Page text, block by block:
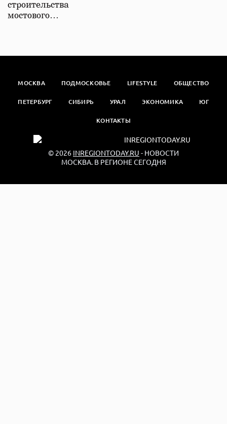
строительства
мостового…
МОСКВА ПОДМОСКОВЬЕ LIFESTYLE ОБЩЕСТВО
ПЕТЕРБУРГ СИБИРЬ УРАЛ ЭКОНОМИКА ЮГ
КОНТАКТЫ
© 2026 INREGIONTODAY.RU - НОВОСТИ
МОСКВА. В РЕГИОНЕ СЕГОДНЯ